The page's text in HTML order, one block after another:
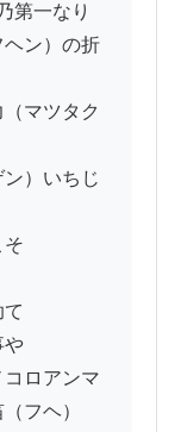
ヘン）の折
マツタク
）いちじ
そ
や
ロアンマ
フヘ）